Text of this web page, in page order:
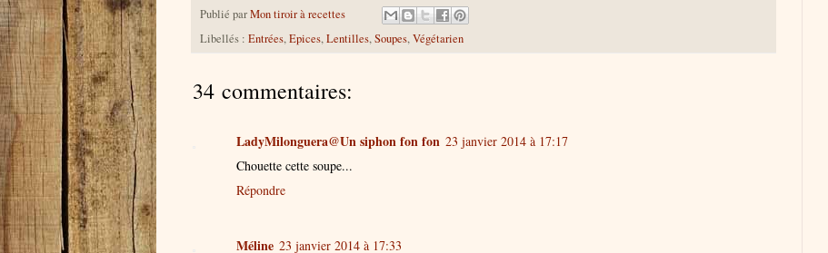
Publié parMon tiroir à recettes
Libellés : Entrées,Epices,Lentilles,Soupes,Végétarien
34 commentaires:
LadyMilonguera@Un siphon fon fon 23 janvier 2014 à 17:17
Chouette cette soupe...
Répondre
Méline 23 janvier 2014 à 17:33